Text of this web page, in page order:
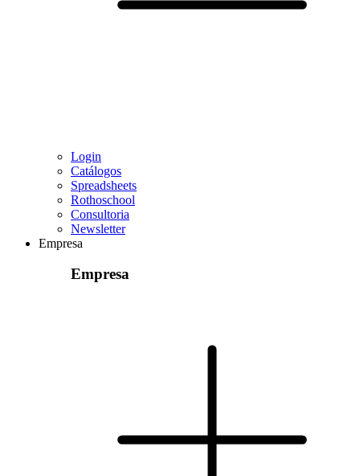
Login
Catálogos
Spreadsheets
Rothoschool
Consultoria
Newsletter
Empresa
Empresa